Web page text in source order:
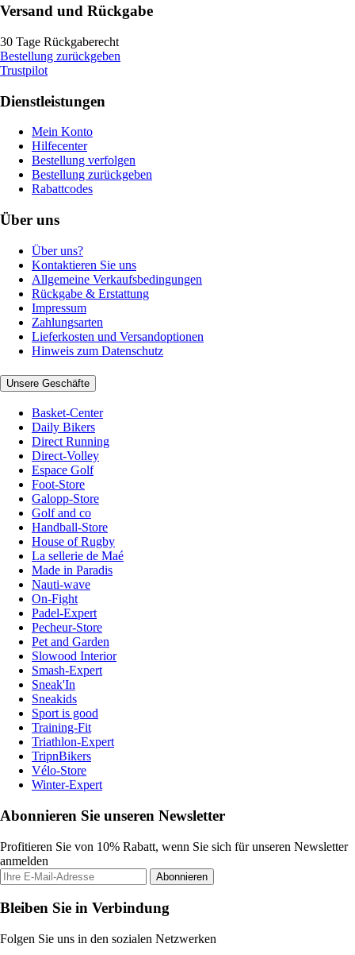
Versand und Rückgabe
30 Tage Rückgaberecht
Bestellung zurückgeben
Trustpilot
Dienstleistungen
Mein Konto
Hilfecenter
Bestellung verfolgen
Bestellung zurückgeben
Rabattcodes
Über uns
Über uns?
Kontaktieren Sie uns
Allgemeine Verkaufsbedingungen
Rückgabe & Erstattung
Impressum
Zahlungsarten
Lieferkosten und Versandoptionen
Hinweis zum Datenschutz
Unsere Geschäfte
Basket-Center
Daily Bikers
Direct Running
Direct-Volley
Espace Golf
Foot-Store
Galopp-Store
Golf and co
Handball-Store
House of Rugby
La sellerie de Maé
Made in Paradis
Nauti-wave
On-Fight
Padel-Expert
Pecheur-Store
Pet and Garden
Slowood Interior
Smash-Expert
Sneak'In
Sneakids
Sport is good
Training-Fit
Triathlon-Expert
TripnBikers
Vélo-Store
Winter-Expert
Abonnieren Sie unseren Newsletter
Profitieren Sie von 10% Rabatt, wenn Sie sich für unseren Newsletter
anmelden
Abonnieren
Bleiben Sie in Verbindung
Folgen Sie uns in den sozialen Netzwerken